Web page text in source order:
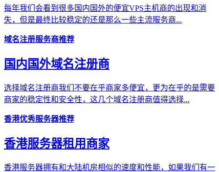
每年我们会看到很多国内国外的便宜VPS主机商的出现和消
失，但是最终比较稳定的还是那么一些主流服务商...
域名注册服务商推荐
国内国外域名注册商
选择域名注册商我们不要在乎商家多便宜，更为在乎的是需要
商家的稳定性和安全性，这几个域名注册商值得选择...
香港优秀服务器推荐
香港服务器租用商家
香港服务器拥有和大陆机房相似的速度和性能，如果我们有一